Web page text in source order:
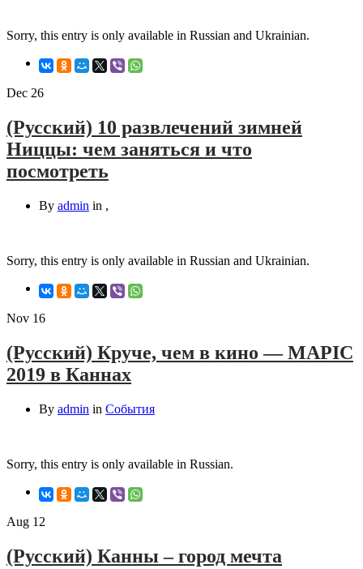
Sorry, this entry is only available in Russian and Ukrainian.
Dec 26
(Русский) 10 развлечений зимней
Ниццы: чем заняться и что
посмотреть
By admin in ,
Sorry, this entry is only available in Russian and Ukrainian.
Nov 16
(Русский) Круче, чем в кино — MAPIC
2019 в Каннах
By admin in События
Sorry, this entry is only available in Russian.
Aug 12
(Русский) Канны – город мечта